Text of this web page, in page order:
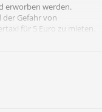
erworben werden.
Gefahr von
für 5 Euro zu mieten.